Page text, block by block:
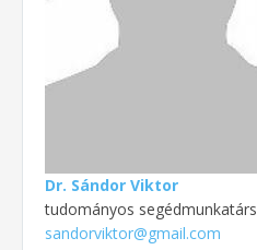
Dr. Sándor Viktor
tudományos segédmunkatárs
sandorviktor@gmail.com